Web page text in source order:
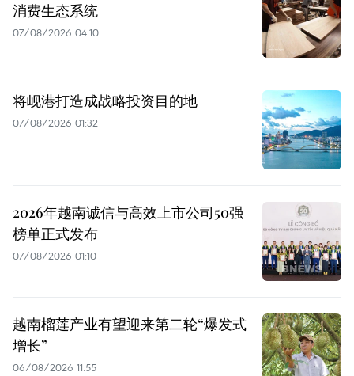
消费生态系统
07/08/2026 04:10
将岘港打造成战略投资目的地
07/08/2026 01:32
2026年越南诚信与高效上市公司50强
榜单正式发布
07/08/2026 01:10
越南榴莲产业有望迎来第二轮“爆发式
增长”
06/08/2026 11:55